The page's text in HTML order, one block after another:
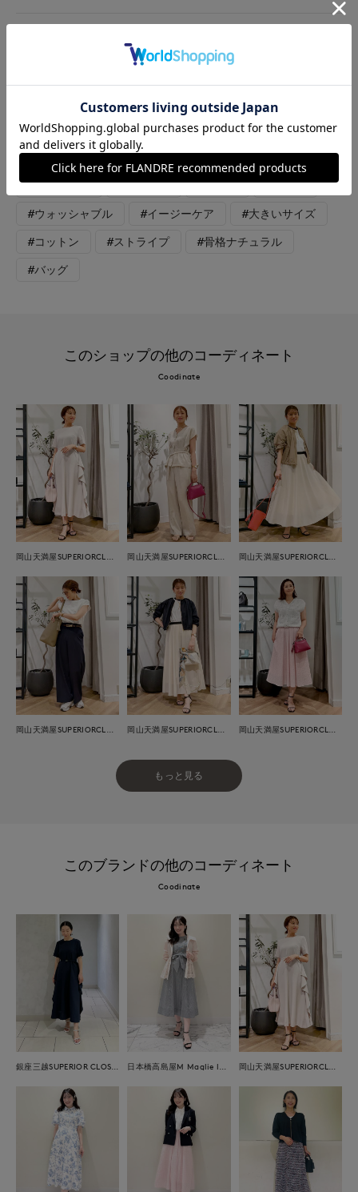
【着用サイズ：カラー】トップス：9号：ブラック スカート：9
号：ストライプ レースの切り替えがポイントのスカートはハリ
のある素材で立体的シルエットに。ストライプの地の目をかえて
いるのもオシャレポイントです。コンパクトシルエットが毎年人
気のTシャツをあわせてマーリエらしいカジュアルコーディネー
トにしてみました。
#カットソー #スカート #女子会 #デート
#ウォッシャブル #イージーケア #大きいサイズ
#コットン #ストライプ #骨格ナチュラル
#バッグ
このショップの他のコーディネート
Coodinate
もっと見る
このブランドの他のコーディネート
Coodinate